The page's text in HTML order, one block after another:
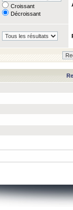
Croissant
Décroissant